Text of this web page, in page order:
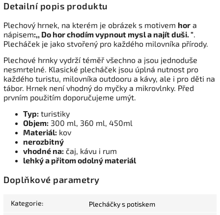
Detailní popis produktu
Plechový hrnek, na kterém je obrázek s motivem hor a
nápisem:,, Do hor chodím vypnout mysl a najít duši. ".
Plecháček je jako stvořený pro každého milovníka přírody.
Plechové hrnky vydrží téměř všechno a jsou jednoduše
nesmrtelné. Klasické plecháček jsou úplná nutnost pro
každého turistu, milovníka outdooru a kávy, ale i pro děti na
tábor. Hrnek není vhodný do myčky a mikrovlnky. Před
prvním použitím doporučujeme umýt.
Typ: turistiky
Objem: 300 ml, 360 ml, 450ml
Materiál: kov
nerozbitný
vhodné na: čaj, kávu i rum
lehký a přitom odolný materiál
Doplňkové parametry
Kategorie: Plecháčky s potiskem